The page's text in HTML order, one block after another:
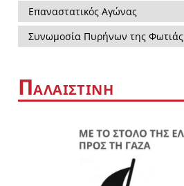
Επαναστατικός Αγώνας
Συνωμοσία Πυρήνων της Φωτιάς
ΠΑΛΑΙΣΤΙΝΗ